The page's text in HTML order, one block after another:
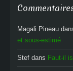
Magali Pineau
et sous-estimé
Stef dans Faut-il